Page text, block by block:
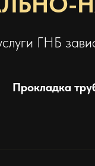
ГНБ
Прокладка